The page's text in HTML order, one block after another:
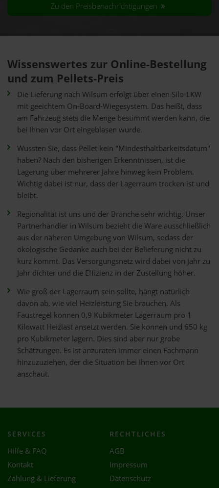
Zu den Preisbenachrichtigungen
Wissenswertes zur Online-Bestellung
und zum Pellets-Preis
Die Lieferung nach Wilsum erfolgt über einen Silo-LKW
mit geeichtem On-Board-Wiegesystem. Das heißt, dass
am Fahrzeug stets die Menge bestimmt werden kann, die
bei Ihnen vor Ort eingeblasen wurde.
Wussten Sie, dass Pellet kein "Mindesthaltbarkeitsdatum"
haben? Nach den bisherigen Erkenntnissen, ist die
Lagerung über mehrerer Jahre hinweg kein Problem.
Wichtig dabei ist nur, dass der Lagerraum trocken ist und
bleibt.
Regionalität ist uns und der Branche sehr wichtig. Unser
Partnerhändler in Wilsum bezieht die Ware ausschließlich
aus der näheren Umgebung von Wilsum, sodass der
ökologische Gedanke auch bei der Belieferung nicht zu
kurz kommt. Das Versorgungsnetz wird dabei von Jahr zu
Jahr dichter und die Effizienz in der Zustellung höher.
Wie groß der Lagerraum sein sollte, hängt natürlich
davon ab, wie viel Heizleistung Sie brauchen. Als
Faustregel können 0,9 Kubikmeter Lagerraum pro 1
Kilowatt Heizlast ansetzt werden. Sie können und 650 kg
pro Kubikmeter lagern. Dies sind aber nur grobe
Schätzungen. Es ist anzuraten immer einen Fachmann
hinzuzuziehen, der die Situation bei Ihnen vor Ort
anschaut.
SERVICES
Hilfe & FAQ
Kontakt
Zahlung & Lieferung
RECHTLICHES
AGB
Impressum
Datenschutz